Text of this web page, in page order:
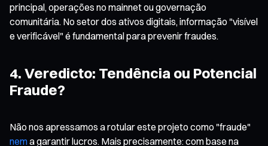
principal, operações no mainnet ou governação
comunitária. No setor dos ativos digitais, informação "visível
e verificável" é fundamental para prevenir fraudes.
4. Veredicto: Tendência ou Potencial
Fraude?
Não nos apressamos a rotular este projeto como "fraude"
nema garantir lucros. Mais precisamente: com base na